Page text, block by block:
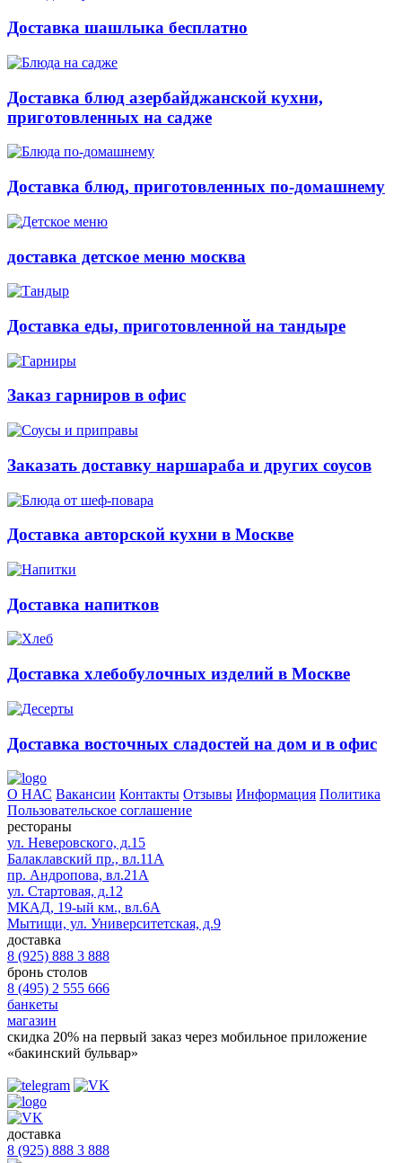
Доставка шашлыка бесплатно
Доставка блюд азербайджанской кухни,
приготовленных на садже
Доставка блюд, приготовленных по-домашнему
доставка детское меню москва
Доставка еды, приготовленной на тандыре
Заказ гарниров в офис
Заказать доставку наршараба и других соусов
Доставка авторской кухни в Москве
Доставка напитков
Доставка хлебобулочных изделий в Москве
Доставка восточных сладостей на дом и в офис
О НАС Вакансии Контакты Отзывы Информация Политика
Пользовательское соглашение
рестораны
ул. Неверовского, д.15
Балаклавский пр., вл.11А
пр. Андропова, вл.21А
ул. Стартовая, д.12
МКАД, 19-ый км., вл.6А
Мытищи, ул. Университетская, д.9
доставка
8 (925) 888 3 888
бронь столов
8 (495) 2 555 666
банкеты
магазин
скидка 20% на первый заказ через мобильное приложение
«бакинский бульвар»
доставка
8 (925) 888 3 888